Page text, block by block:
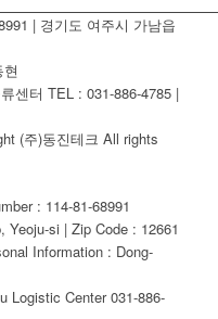
| 경기도 여주시 가남읍
센터 TEL : 031-886-4785 |
(주)동진테크 All rights
: 114-81-68991
Yeoju-si | Zip Code : 12661
Information : Dong-
Logistic Center 031-886-